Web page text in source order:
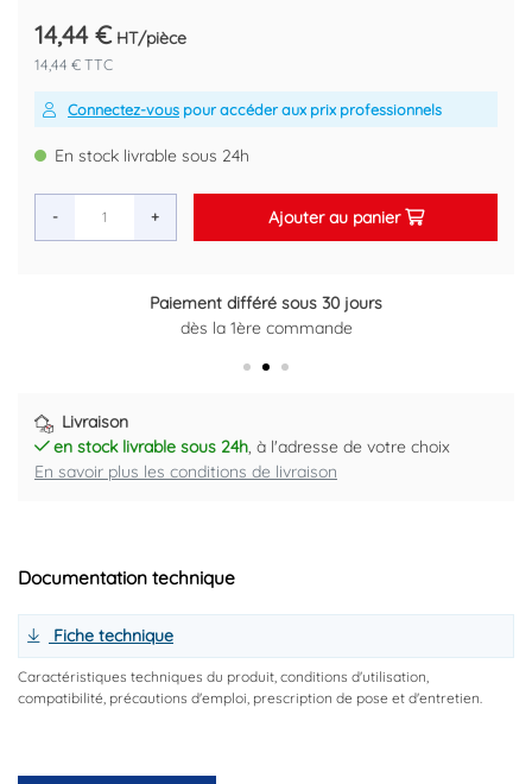
14,44 € HT/pièce
14,44 € TTC
Connectez-vous pour accéder aux prix professionnels
En stock livrable sous 24h
- + Ajouter au panier
Paiement différé sous 30 jours
dès la 1ère commande
Retour gratuit sous 14 jours
Plus d'informations ici
Livraison
en stock livrable sous 24h, à l'adresse de votre choix
En savoir plus les conditions de livraison
Documentation technique
Fiche technique
Caractéristiques techniques du produit, conditions d'utilisation,
compatibilité, précautions d'emploi, prescription de pose et d'entretien.